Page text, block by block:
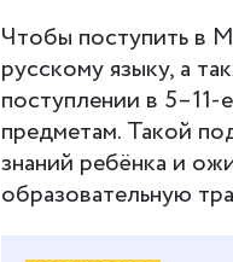
Чтобы поступить в
русскому языку, а
поступлении в
предметам. Такой
знаний ребёнка и
образовательную